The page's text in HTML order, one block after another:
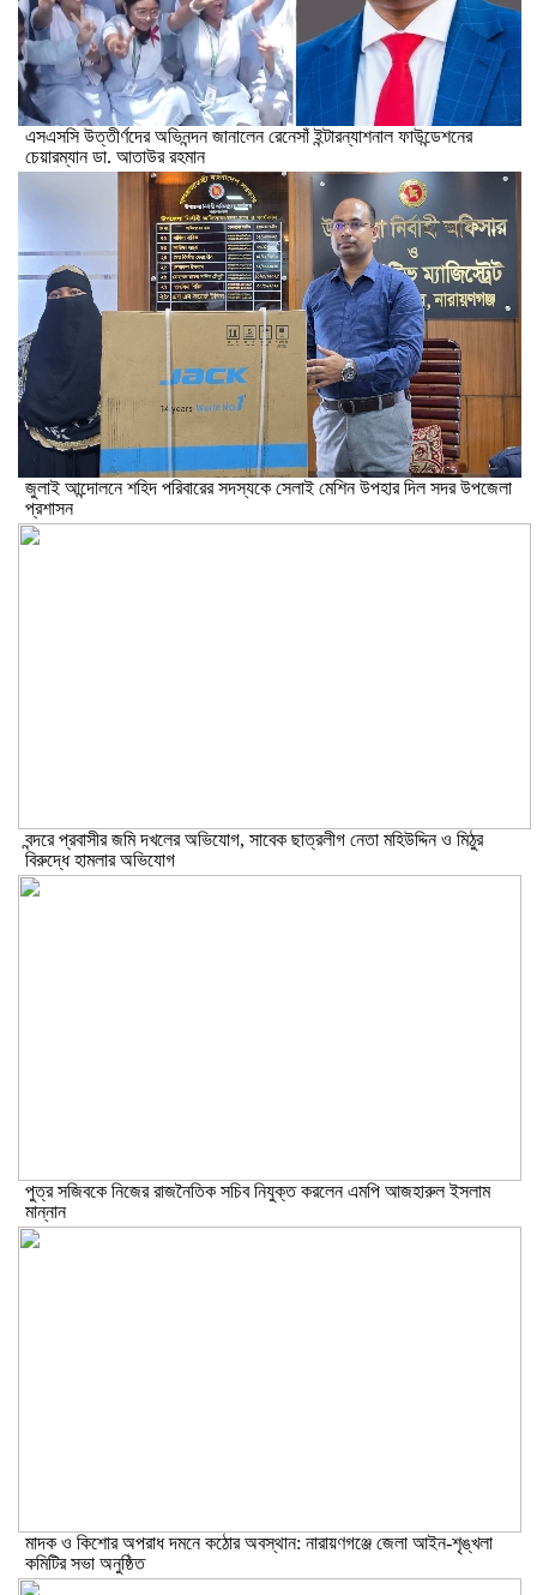
এসএসসি উত্তীর্ণদের অভিনন্দন জানালেন রেনেসাঁ ইন্টারন্যাশনাল ফাউন্ডেশনের
চেয়ারম্যান ডা. আতাউর রহমান
জুলাই আন্দোলনে শহিদ পরিবারের সদস্যকে সেলাই মেশিন উপহার দিল সদর উপজেলা
প্রশাসন
বন্দরে প্রবাসীর জমি দখলের অভিযোগ, সাবেক ছাত্রলীগ নেতা মহিউদ্দিন ও মিঠুর
বিরুদ্ধে হামলার অভিযোগ
পুত্র সজিবকে নিজের রাজনৈতিক সচিব নিযুক্ত করলেন এমপি আজহারুল ইসলাম
মান্নান
মাদক ও কিশোর অপরাধ দমনে কঠোর অবস্থান: নারায়ণগঞ্জে জেলা আইন-শৃঙ্খলা
কমিটির সভা অনুষ্ঠিত